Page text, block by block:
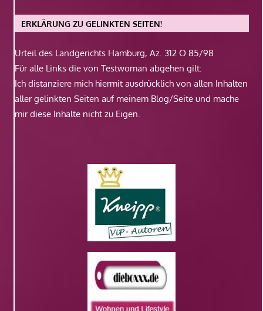
ERKLÄRUNG ZU GELINKTEN SEITEN!
Urteil des Landgerichts Hamburg, Az. 312 O 85/98
Für alle Links die von Testwoman abgehen gilt:
Ich distanziere mich hiermit ausdrücklich von allen Inhalten
aller gelinkten Seiten auf meinem Blog/Seite und mache
mir diese Inhalte nicht zu Eigen.